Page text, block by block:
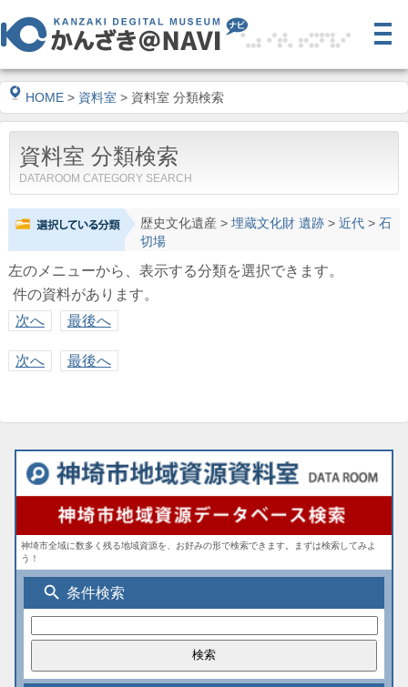
HOME > 資料室 > 資料室 分類検索
資料室 分類検索
DATAROOM CATEGORY SEARCH
歴史文化遺産> 埋蔵文化財 遺跡> 近代> 石
切場
左のメニューから、表示する分類を選択できます。
件の資料があります。
次へ
最後へ
次へ 最後へ
神埼市全域に数多く残る地域資源を、お好みの形で検索できます。まずは検索してみよ
う！
search 条件検索